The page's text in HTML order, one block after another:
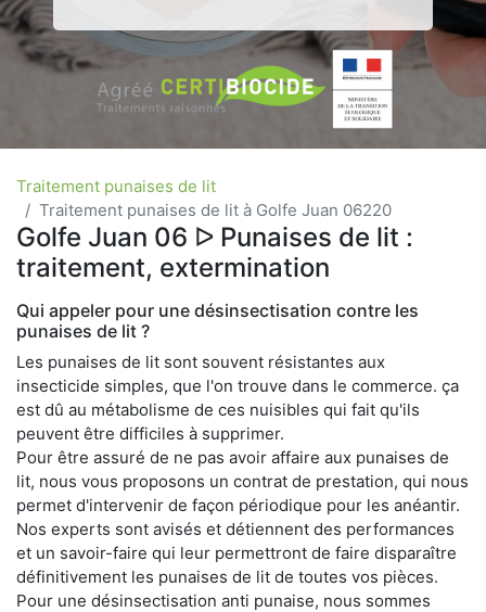
Traitement punaises de lit
Traitement punaises de lit à Golfe Juan 06220
Golfe Juan 06 ᐅ Punaises de lit :
traitement, extermination
Qui appeler pour une désinsectisation contre les
punaises de lit ?
Les punaises de lit sont souvent résistantes aux
insecticide simples, que l'on trouve dans le commerce. ça
est dû au métabolisme de ces nuisibles qui fait qu'ils
peuvent être difficiles à supprimer.
Pour être assuré de ne pas avoir affaire aux punaises de
lit, nous vous proposons un contrat de prestation, qui nous
permet d'intervenir de façon périodique pour les anéantir.
Nos experts sont avisés et détiennent des performances
et un savoir-faire qui leur permettront de faire disparaître
définitivement les punaises de lit de toutes vos pièces.
Pour une désinsectisation anti punaise, nous sommes